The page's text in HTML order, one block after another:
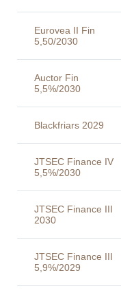
Eurovea II Fin
5,50/2030
Auctor Fin
5,5%/2030
Blackfriars 2029
JTSEC Finance IV
5,5%/2030
JTSEC Finance III
2030
JTSEC Finance III
5,9%/2029